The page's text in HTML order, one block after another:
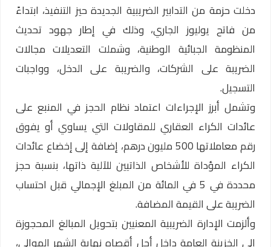
دخلت حزمة من التدابير الضريبية الجديدة حيز التنفيذ، ابتداءً
من فاتح يوليوز الجاري، وذلك في إطار جهود تحديث
المنظومة الجبائية الوطنية، وشملت التعديلات مجالات
الضريبة على الشركات، والضريبة على الدخل، وواجبات
التسجيل.
وتشمل أبرز الإجراءات اعتماد نظام الحجز في المنبع على
عائدات الكراء العقاري للمقاولات التي يساوي أو يفوق
رقم معاملاتها 500 مليون درهم، إضافة إلى إخضاع عائدات
الكراء المؤداة للأشخاص الذاتيين للآلية ذاتها، بنسبة حجز
محددة في 5 في المائة من المبلغ الإجمالي قبل احتساب
الضريبة على القيمة المضافة.
وألزمت الإدارة الضريبية المعنيين بتحويل المبالغ المحجوزة
إلى الخزينة العامة داخل أجل أقصاه نهاية الشهر الموالي،